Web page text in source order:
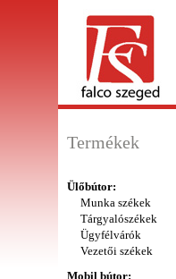
Termékek
Ülőbútor:
Munka székek
Tárgyalószékek
Ügyfélvárók
Vezetői székek
Mobil bútor: